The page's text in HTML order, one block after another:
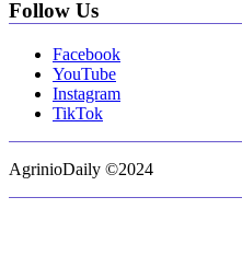
Follow Us
Facebook
YouTube
Instagram
TikTok
AgrinioDaily ©2024